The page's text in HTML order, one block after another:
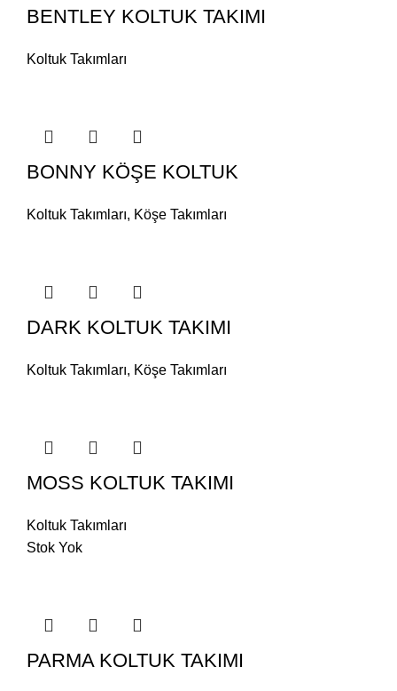
BENTLEY KOLTUK TAKIMI
Koltuk Takımları
BONNY KÖŞE KOLTUK
Koltuk Takımları, Köşe Takımları
DARK KOLTUK TAKIMI
Koltuk Takımları, Köşe Takımları
MOSS KOLTUK TAKIMI
Koltuk Takımları
Stok Yok
PARMA KOLTUK TAKIMI